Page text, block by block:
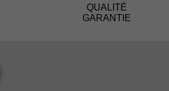
QUALITÉ
GARANTIE